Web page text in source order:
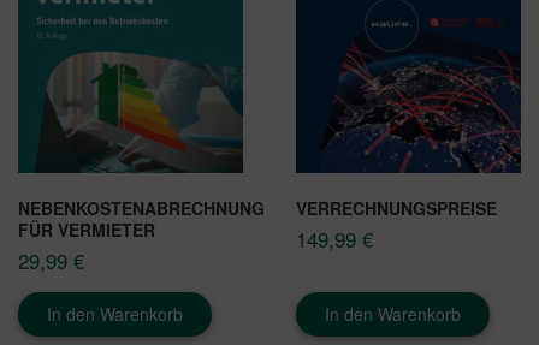
NEBENKOSTENABRECHNUNG
FÜR VERMIETER
29,99 €
In den Warenkorb
VERRECHNUNGSPREISE
149,99 €
In den Warenkorb